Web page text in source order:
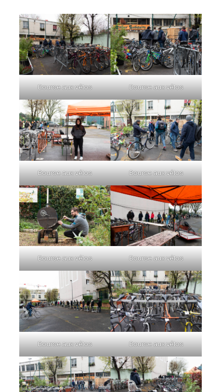
Bourse aux vélos Bourse aux vélos
Bourse aux vélos Bourse aux vélos
Bourse aux vélos Bourse aux vélos
Bourse aux vélos Bourse aux vélos